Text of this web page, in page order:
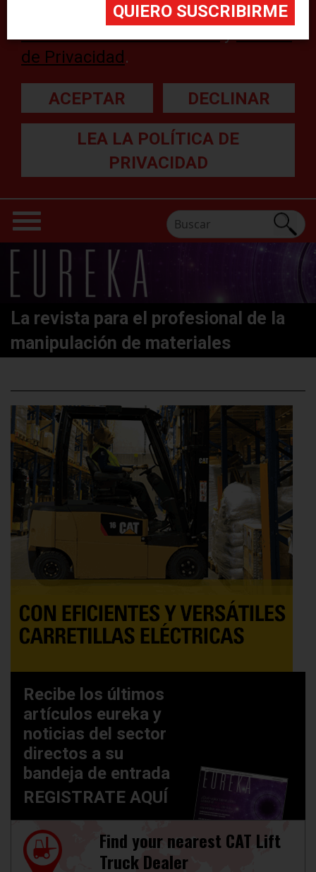
información, lea nuestra
de Privacidad .
ACEPTAR DECLINAR
LEA LA POLÍTICA DE
PRIVACIDAD
La revista para el profesional de la
manipulación de materiales
Recibe los últimos
artículos eureka y
noticias del sector
directos a su
bandeja de entrada
REGISTRATE AQUÍ
Find your nearest CAT Lift
Truck Dealer